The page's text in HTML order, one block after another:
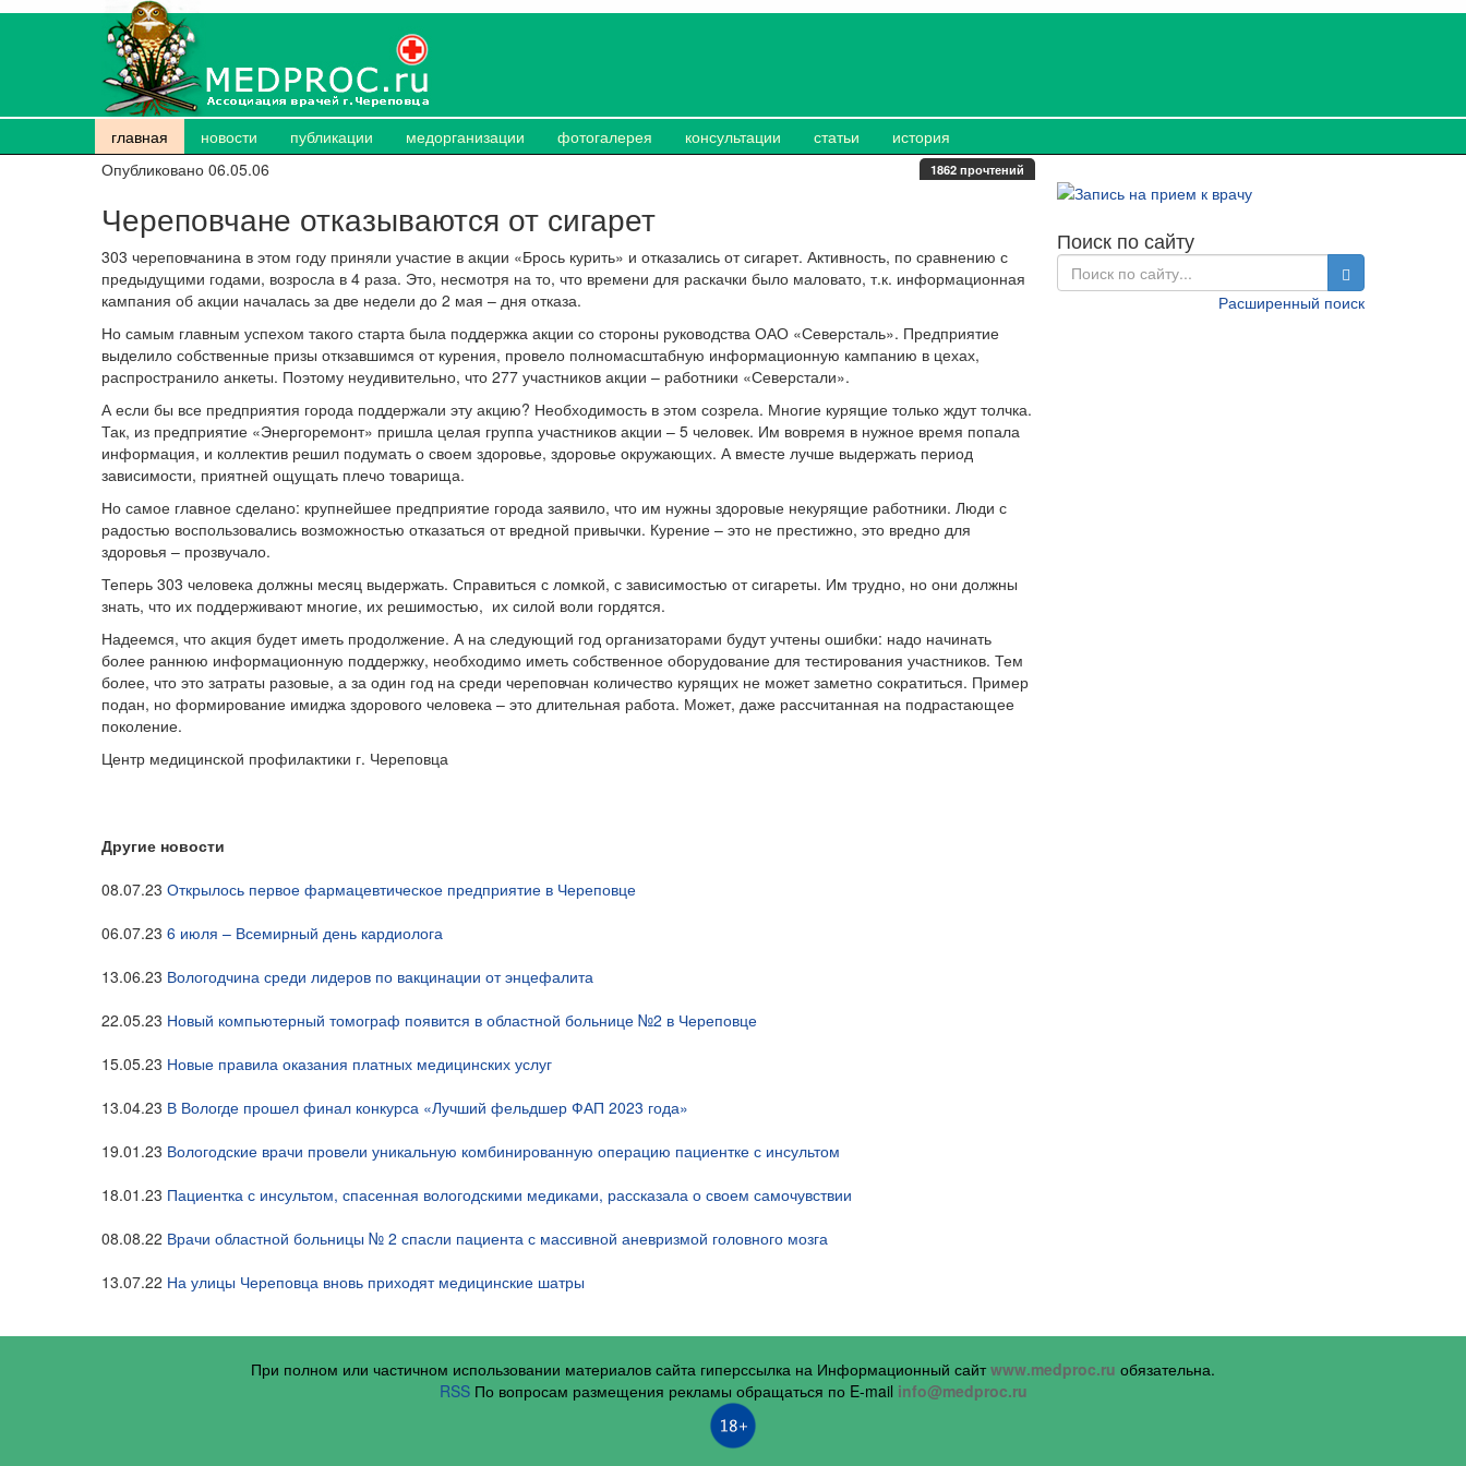
главная новости публикации медорганизации фотогалерея консультации статьи
история
Опубликовано 06.05.06
1862 прочтений
Череповчане отказываются от сигарет
303 череповчанина в этом году приняли участие в акции «Брось курить» и отказались от сигарет. Активность, по сравнению с
предыдущими годами, возросла в 4 раза. Это, несмотря на то, что времени для раскачки было маловато, т.к. информационная
кампания об акции началась за две недели до 2 мая – дня отказа.
Но самым главным успехом такого старта была поддержка акции со стороны руководства ОАО «Северсталь». Предприятие
выделило собственные призы откзавшимся от курения, провело полномасштабную информационную кампанию в цехах,
распространило анкеты. Поэтому неудивительно, что 277 участников акции – работники «Северстали».
А если бы все предприятия города поддержали эту акцию? Необходимость в этом созрела. Многие курящие только ждут толчка.
Так, из предприятие «Энергоремонт» пришла целая группа участников акции – 5 человек. Им вовремя в нужное время попала
информация, и коллектив решил подумать о своем здоровье, здоровье окружающих. А вместе лучше выдержать период
зависимости, приятней ощущать плечо товарища.
Но самое главное сделано: крупнейшее предприятие города заявило, что им нужны здоровые некурящие работники. Люди с
радостью воспользовались возможностью отказаться от вредной привычки. Курение – это не престижно, это вредно для
здоровья – прозвучало.
Теперь 303 человека должны месяц выдержать. Справиться с ломкой, с зависимостью от сигареты. Им трудно, но они должны
знать, что их поддерживают многие, их решимостью, их силой воли гордятся.
Надеемся, что акция будет иметь продолжение. А на следующий год организаторами будут учтены ошибки: надо начинать
более раннюю информационную поддержку, необходимо иметь собственное оборудование для тестирования участников. Тем
более, что это затраты разовые, а за один год на среди череповчан количество курящих не может заметно сократиться. Пример
подан, но формирование имиджа здорового человека – это длительная работа. Может, даже рассчитанная на подрастающее
поколение.
Центр медицинской профилактики г. Череповца
Другие новости
08.07.23 Открылось первое фармацевтическое предприятие в Череповце
06.07.23 6 июля – Всемирный день кардиолога
13.06.23 Вологодчина среди лидеров по вакцинации от энцефалита
22.05.23 Новый компьютерный томограф появится в областной больнице №2 в Череповце
15.05.23 Новые правила оказания платных медицинских услуг
13.04.23 В Вологде прошел финал конкурса «Лучший фельдшер ФАП 2023 года»
19.01.23 Вологодские врачи провели уникальную комбинированную операцию пациентке с инсультом
18.01.23 Пациентка с инсультом, спасенная вологодскими медиками, рассказала о своем самочувствии
08.08.22 Врачи областной больницы № 2 спасли пациента с массивной аневризмой головного мозга
13.07.22 На улицы Череповца вновь приходят медицинские шатры
Поиск по сайту
Расширенный поиск
При полном или частичном использовании материалов сайта гиперссылка на Информационный сайтwww.medproc.ru обязательна.
RSSПо вопросам размещения рекламы обращаться по E-mail info@medproc.ru